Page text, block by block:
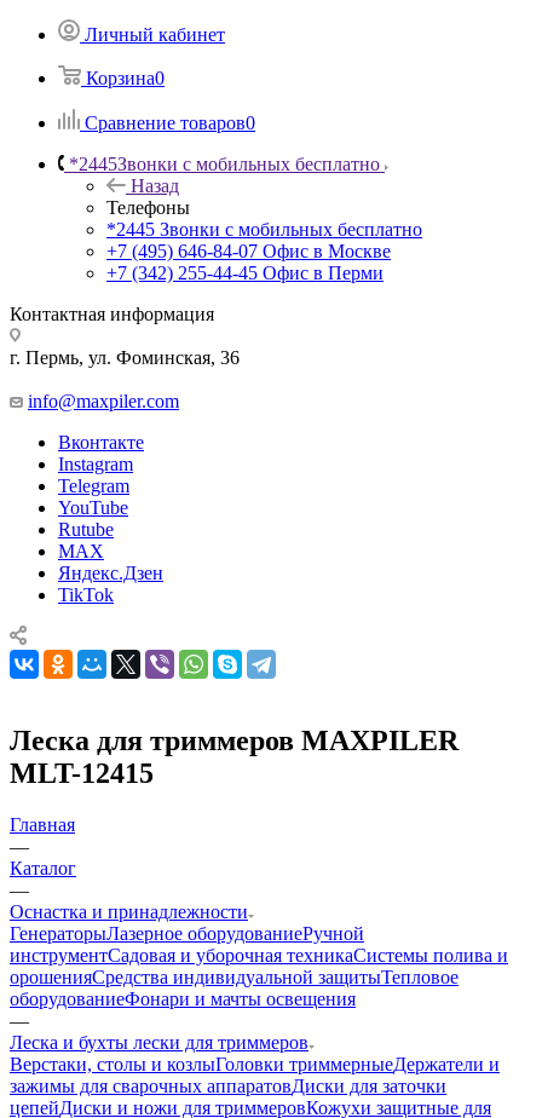
Личный кабинет
Корзина0
Сравнение товаров0
*2445Звонки с мобильных бесплатно
Назад
Телефоны
*2445 Звонки с мобильных бесплатно
+7 (495) 646-84-07 Офис в Москве
+7 (342) 255-44-45 Офис в Перми
Контактная информация
г. Пермь, ул. Фоминская, 36
info@maxpiler.com
Вконтакте
Instagram
Telegram
YouTube
Rutube
MAX
Яндекс.Дзен
TikTok
Леска для триммеров MAXPILER
MLT-12415
Главная
—
Каталог
—
Оснастка и принадлежности
ГенераторыЛазерное оборудованиеРучной
инструментСадовая и уборочная техникаСистемы полива и
орошенияСредства индивидуальной защитыТепловое
оборудованиеФонари и мачты освещения
—
Леска и бухты лески для триммеров
Верстаки, столы и козлыГоловки триммерныеДержатели и
зажимы для сварочных аппаратовДиски для заточки
цепейДиски и ножи для триммеровКожухи защитные для